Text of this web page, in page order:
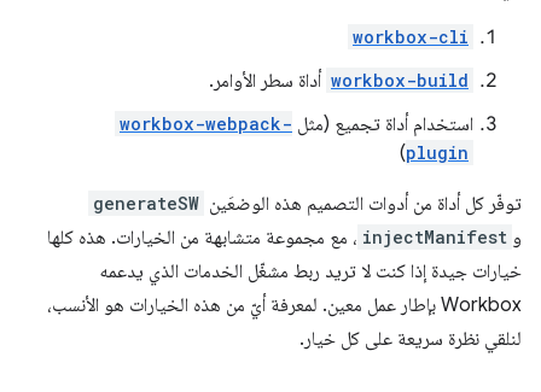
workbox-cli
workbox-build أداة سطر الأوامر.
استخدام أداة تجميع (مثل workbox-webpack-
plugin
)
توفّر كل أداة من أدوات التصميم هذه الوضعَين generateSW
و injectManifest ، مع مجموعة متشابهة من الخيارات. هذه كلها
خيارات جيدة إذا كنت لا تريد ربط مشغّل الخدمات الذي يدعمه
Workbox بإطار عمل معين. لمعرفة أيّ من هذه الخيارات هو الأنسب،
لنلقي نظرة سريعة على كل خيار.